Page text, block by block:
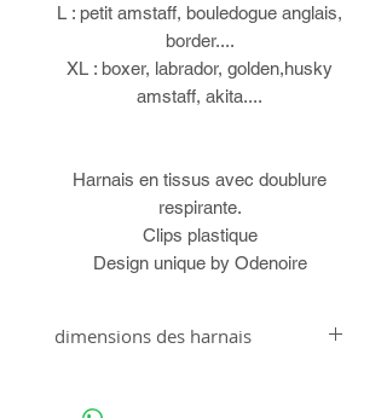
L : petit amstaff, bouledogue anglais,
border....
XL : boxer, labrador, golden,husky
amstaff, akita....
Harnais en tissus avec doublure
respirante.
Clips plastique
Design unique by Odenoire
dimensions des harnais
ventre 28 à 38cm